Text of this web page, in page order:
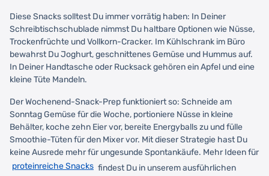
Diese Snacks solltest Du immer vorrätig haben: In Deiner
Schreibtischschublade nimmst Du haltbare Optionen wie Nüsse,
Trockenfrüchte und Vollkorn-Cracker. Im Kühlschrank im Büro
bewahrst Du Joghurt, geschnittenes Gemüse und Hummus auf.
In Deiner Handtasche oder Rucksack gehören ein Apfel und eine
kleine Tüte Mandeln.
Der Wochenend-Snack-Prep funktioniert so: Schneide am
Sonntag Gemüse für die Woche, portioniere Nüsse in kleine
Behälter, koche zehn Eier vor, bereite Energyballs zu und fülle
Smoothie-Tüten für den Mixer vor. Mit dieser Strategie hast Du
keine Ausrede mehr für ungesunde Spontankäufe. Mehr Ideen für
proteinreiche Snacks findest Du in unserem ausführlichen